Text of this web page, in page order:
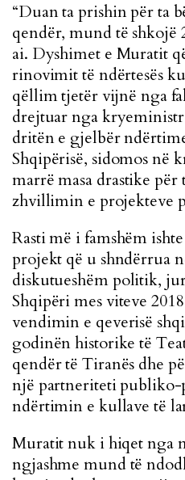
“Duan ta prishin për ta
qendër, mund të shkojë
ai. Dyshimet e Muratit
rinovimit të ndërtesës
qëllim tjetër vijnë nga
drejtuar nga
dritën e gjelbër
Shqipërisë, sidomos në
marrë masa drastike për
zhvillimin e projekteve
Rasti më i famshëm
projekt që u shndërrua
diskutueshëm politik,
Shqipëri mes viteve
vendimin e qeverisë
godinën historike të
qendër të Tiranës dhe
një partneriteti
ndërtimin e kullave të
Muratit nuk i hiqet nga
ngjashme mund të